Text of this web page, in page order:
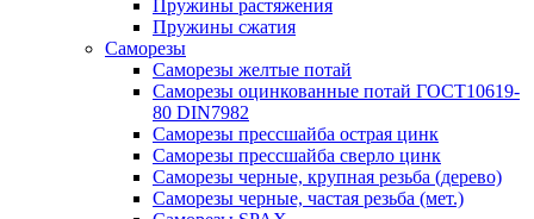
Пружины растяжения
Пружины сжатия
Саморезы
Саморезы желтые потай
Саморезы оцинкованные потай ГОСТ10619-
80 DIN7982
Саморезы прессшайба острая цинк
Саморезы прессшайба сверло цинк
Саморезы черные, крупная резьба (дерево)
Саморезы черные, частая резьба (мет.)